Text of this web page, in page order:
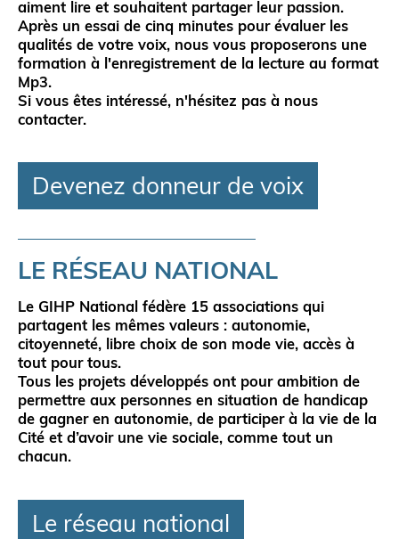
aiment lire et souhaitent partager leur passion.
Après un essai de cinq minutes pour évaluer les
qualités de votre voix, nous vous proposerons une
formation à l'enregistrement de la lecture au format
Mp3.
Si vous êtes intéressé, n'hésitez pas à nous
contacter.
Devenez donneur de voix
LE RÉSEAU NATIONAL
Le GIHP National fédère 15 associations qui
partagent les mêmes valeurs : autonomie,
citoyenneté, libre choix de son mode vie, accès à
tout pour tous.
Tous les projets développés ont pour ambition de
permettre aux personnes en situation de handicap
de gagner en autonomie, de participer à la vie de la
Cité et d’avoir une vie sociale, comme tout un
chacun.
Le réseau national